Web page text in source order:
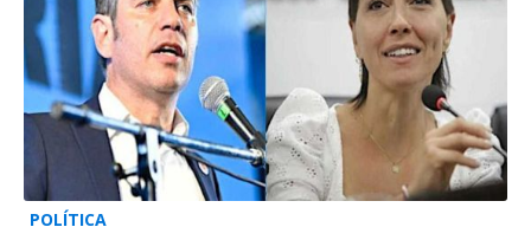
POLÍTICA